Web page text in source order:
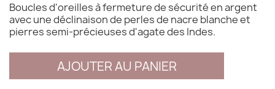
Boucles d'oreilles à fermeture de sécurité en argent
avec une déclinaison de perles de nacre blanche et
pierres semi-précieuses d'agate des Indes.
AJOUTER AU PANIER